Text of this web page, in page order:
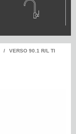
VERSO 90.1 R/L TI